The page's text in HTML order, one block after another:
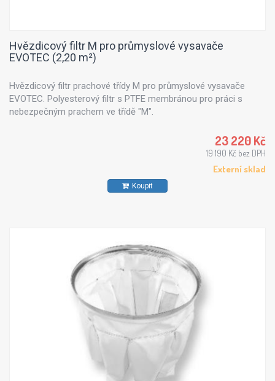
Hvězdicový filtr M pro průmyslové vysavače
EVOTEC (2,20 m²)
Hvězdicový filtr prachové třídy M pro průmyslové vysavače
EVOTEC. Polyesterový filtr s PTFE membránou pro práci s
nebezpečným prachem ve třídě "M".
23 220 Kč
19 190 Kč bez DPH
Externí sklad
Koupit